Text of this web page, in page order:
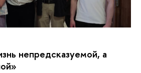
непредсказуемой, а